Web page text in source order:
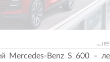
Mercedes-Benz S 600 –